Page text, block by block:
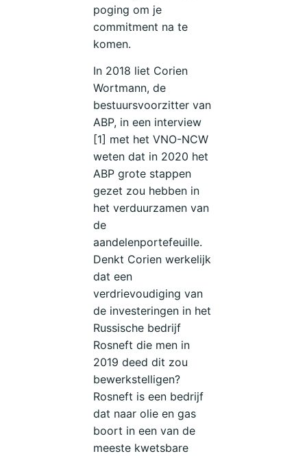
poging om je
commitment na te
komen.
In 2018 liet Corien
Wortmann, de
bestuursvoorzitter van
ABP, in een interview
[1] met het VNO-NCW
weten dat in 2020 het
ABP grote stappen
gezet zou hebben in
het verduurzamen van
de
aandelenportefeuille.
Denkt Corien werkelijk
dat een
verdrievoudiging van
de investeringen in het
Russische bedrijf
Rosneft die men in
2019 deed dit zou
bewerkstelligen?
Rosneft is een bedrijf
dat naar olie en gas
boort in een van de
meeste kwetsbare